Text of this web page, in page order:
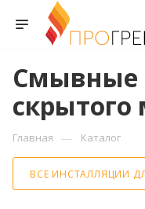
Смывные
Главная — Каталог
ВСЕ ИНСТАЛЛЯЦИИ